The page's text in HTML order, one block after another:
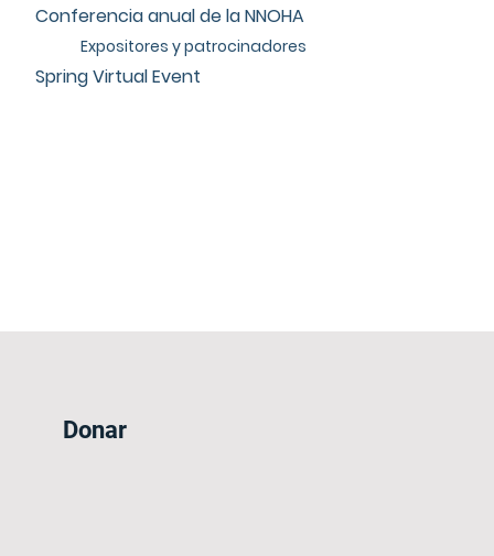
Conferencia anual de la NNOHA
Expositores y patrocinadores
Spring Virtual Event
Donar